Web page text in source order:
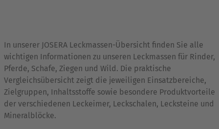
In unserer JOSERA Leckmassen-Übersicht finden Sie alle
wichtigen Informationen zu unseren Leckmassen für Rinder,
Pferde, Schafe, Ziegen und Wild. Die praktische
Vergleichsübersicht zeigt die jeweiligen Einsatzbereiche,
Zielgruppen, Inhaltsstoffe sowie besondere Produktvorteile
der verschiedenen Leckeimer, Leckschalen, Lecksteine und
Mineralblöcke.